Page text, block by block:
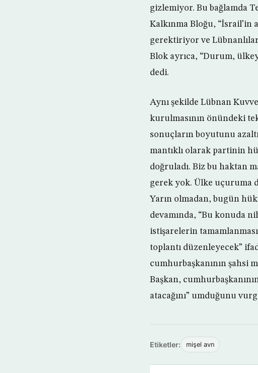
gizlemiyor. Bu bağlamda
Kalkınma Bloğu,
gerektiriyor ve
Blok ayrıca, “Durum,
dedi.
Aynı şekilde Lübnan
kurulmasının önündeki
sonuçların boyutunu
mantıklı olarak partinin
doğruladı. Biz bu haktan
gerek yok. Ülke uçuruma
Yarın olmadan, bugün
devamında, “Bu konuda
istişarelerin
toplantı düzenleyecek”
cumhurbaşkanının şahsi
Başkan,
atacağını” umduğunu
Etiketler: mişel avn